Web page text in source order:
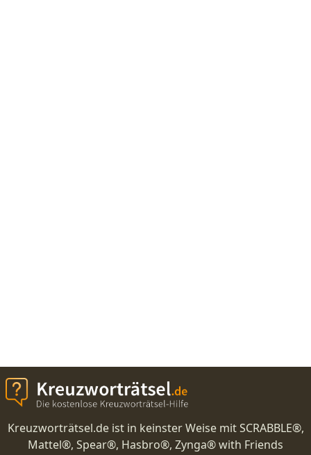
Kreuzworträtsel.de ist in keinster Weise mit SCRABBLE®,
Mattel®, Spear®, Hasbro®, Zynga® with Friends